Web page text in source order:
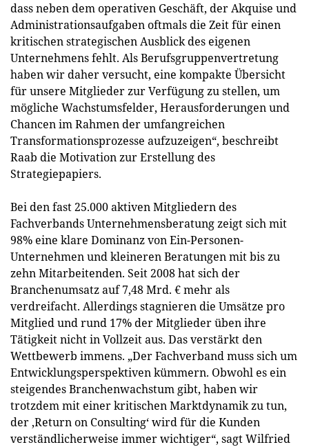
dass neben dem operativen Geschäft, der Akquise und
Administrationsaufgaben oftmals die Zeit für einen
kritischen strategischen Ausblick des eigenen
Unternehmens fehlt. Als Berufsgruppenvertretung
haben wir daher versucht, eine kompakte Übersicht
für unsere Mitglieder zur Verfügung zu stellen, um
mögliche Wachstumsfelder, Herausforderungen und
Chancen im Rahmen der umfangreichen
Transformationsprozesse aufzuzeigen“, beschreibt
Raab die Motivation zur Erstellung des
Strategiepapiers.
Bei den fast 25.000 aktiven Mitgliedern des
Fachverbands Unternehmensberatung zeigt sich mit
98% eine klare Dominanz von Ein-Personen-
Unternehmen und kleineren Beratungen mit bis zu
zehn Mitarbeitenden. Seit 2008 hat sich der
Branchenumsatz auf 7,48 Mrd. € mehr als
verdreifacht. Allerdings stagnieren die Umsätze pro
Mitglied und rund 17% der Mitglieder üben ihre
Tätigkeit nicht in Vollzeit aus. Das verstärkt den
Wettbewerb immens. „Der Fachverband muss sich um
Entwicklungsperspektiven kümmern. Obwohl es ein
steigendes Branchenwachstum gibt, haben wir
trotzdem mit einer kritischen Marktdynamik zu tun,
der ‚Return on Consulting‘ wird für die Kunden
verständlicherweise immer wichtiger“, sagt Wilfried